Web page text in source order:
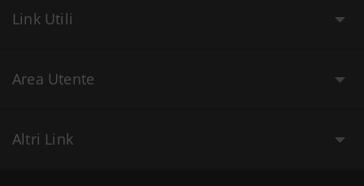
Link Utili
Area Utente
Altri Link